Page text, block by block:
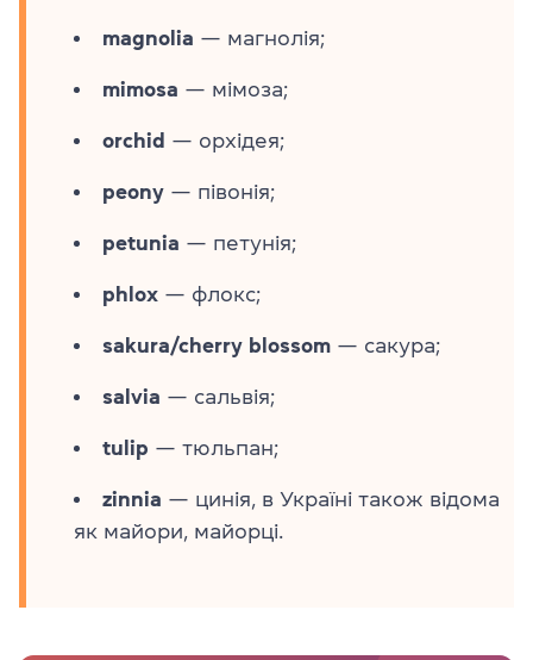
magnolia — магнолія;
mimosa — мімоза;
orchid — орхідея;
peony — півонія;
petunia — петунія;
phlox — флокс;
sakura/cherry blossom — сакура;
salvia — сальвія;
tulip — тюльпан;
zinnia — цинія, в Україні також відома
як майори, майорці.